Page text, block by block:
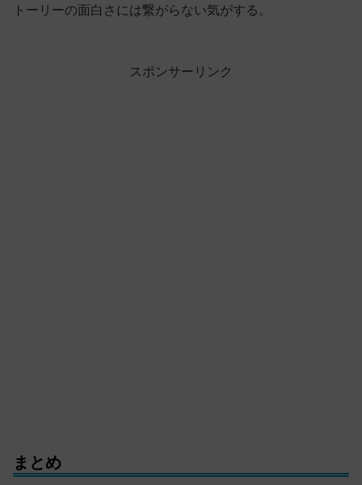
トーリーの面白さには繋がらない気がする。
スポンサーリンク
まとめ